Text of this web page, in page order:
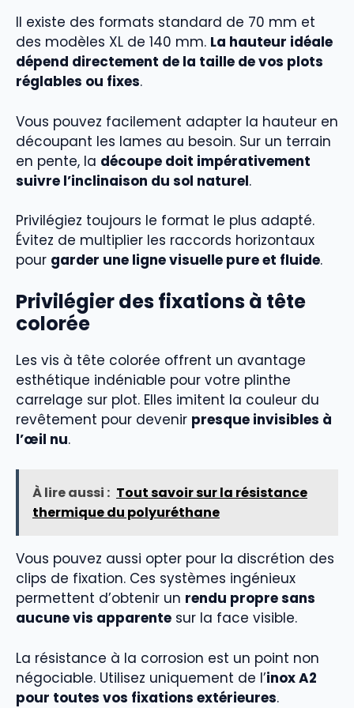
Il existe des formats standard de 70 mm et
des modèles XL de 140 mm. La hauteur idéale
dépend directement de la taille de vos plots
réglables ou fixes.
Vous pouvez facilement adapter la hauteur en
découpant les lames au besoin. Sur un terrain
en pente, la découpe doit impérativement
suivre l’inclinaison du sol naturel.
Privilégiez toujours le format le plus adapté.
Évitez de multiplier les raccords horizontaux
pour garder une ligne visuelle pure et fluide.
Privilégier des fixations à tête
colorée
Les vis à tête colorée offrent un avantage
esthétique indéniable pour votre plinthe
carrelage sur plot. Elles imitent la couleur du
revêtement pour devenir presque invisibles à
l’œil nu.
À lire aussi : Tout savoir sur la résistance
thermique du polyuréthane
Vous pouvez aussi opter pour la discrétion des
clips de fixation. Ces systèmes ingénieux
permettent d’obtenir un rendu propre sans
aucune vis apparente sur la face visible.
La résistance à la corrosion est un point non
négociable. Utilisez uniquement de l’inox A2
pour toutes vos fixations extérieures.